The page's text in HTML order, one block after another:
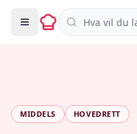
Søk i oppskrifter
MIDDELS HOVEDRETT